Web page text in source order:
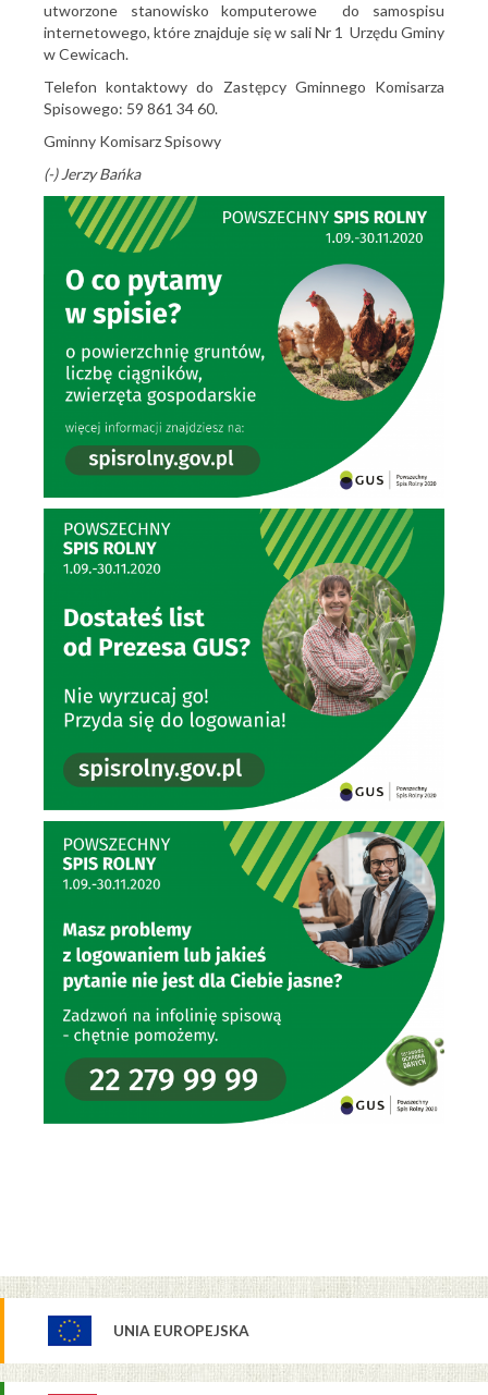
utworzone stanowisko komputerowe do samospisu
internetowego, które znajduje się w sali Nr 1 Urzędu Gminy
w Cewicach.
Telefon kontaktowy do Zastępcy Gminnego Komisarza
Spisowego: 59 861 34 60.
Gminny Komisarz Spisowy
(-) Jerzy Bańka
UNIA EUROPEJSKA